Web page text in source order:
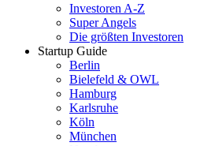
Investoren A-Z
Super Angels
Die größten Investoren
Startup Guide
Berlin
Bielefeld & OWL
Hamburg
Karlsruhe
Köln
München